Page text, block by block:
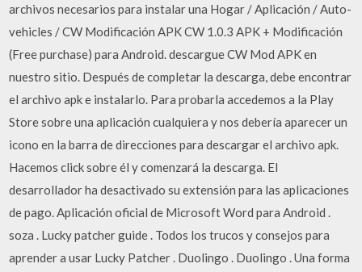
archivos necesarios para instalar una Hogar / Aplicación / Auto-
vehicles / CW Modificación APK CW 1.0.3 APK + Modificación
(Free purchase) para Android. descargue CW Mod APK en
nuestro sitio. Después de completar la descarga, debe encontrar
el archivo apk e instalarlo. Para probarla accedemos a la Play
Store sobre una aplicación cualquiera y nos debería aparecer un
icono en la barra de direcciones para descargar el archivo apk.
Hacemos click sobre él y comenzará la descarga. El
desarrollador ha desactivado su extensión para las aplicaciones
de pago. Aplicación oficial de Microsoft Word para Android .
soza . Lucky patcher guide . Todos los trucos y consejos para
aprender a usar Lucky Patcher . Duolingo . Duolingo . Una forma